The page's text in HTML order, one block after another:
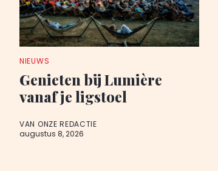
NIEUWS
Genieten bij Lumière
vanaf je ligstoel
VAN ONZE REDACTIE
augustus 8, 2026